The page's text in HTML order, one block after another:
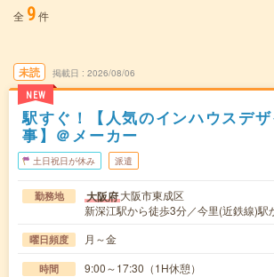
全 9件
未読
NEW
掲載日 2026/08/06
駅すぐ！【人気のインハウスデ
事】＠メーカー
土日祝日が休み 派遣
勤務地 大阪府大阪市東成区
新深江駅から徒歩3分／今里(近鉄線)駅
曜日頻度 月～金
時間 9:00～17:30（1H休憩）